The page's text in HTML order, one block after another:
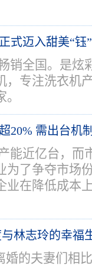
式迈入甜美“钰
销全国。是炫
，专注洗衣机
20% 需出台机
能近亿台，而
为了争夺市场
业在降低成本
林志玲的幸福
婚的夫妻们相